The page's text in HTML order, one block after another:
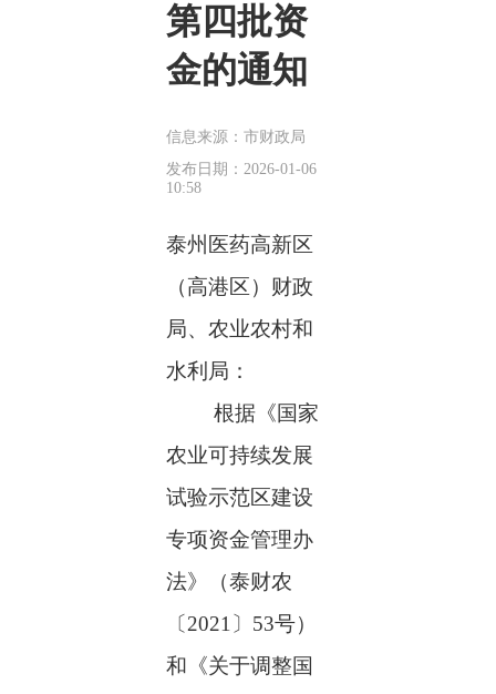
第四批资
金的通知
信息来源：市财政局
发布日期：2026-01-06
10:58
泰州医药高新区
（高港区）财政
局、农业农村和
水利局：
根据《国家
农业可持续发展
试验示范区建设
专项资金管理办
法》（泰财农
〔 2021 〕 53号）
和《关于调整国